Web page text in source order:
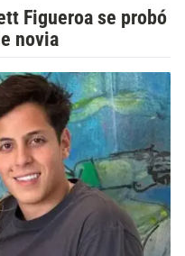
Figueroa se probó
novia